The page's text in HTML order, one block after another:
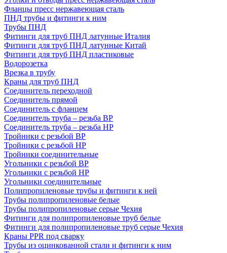
Фланцы пресс нержавеющая сталь
ПНД трубы и фитинги к ним
Трубы ПНД
Фитинги для труб ПНД латунные Италия
Фитинги для труб ПНД латунные Китай
Фитинги для труб ПНД пластиковые
Водорозетка
Врезка в трубу
Краны для труб ПНД
Соединитель переходной
Соединитель прямой
Соединитель с фланцем
Соединитель труба – резьба ВР
Соединитель труба – резьба НР
Тройники с резьбой ВР
Тройники с резьбой НР
Тройники соединительные
Угольники с резьбой ВР
Угольники с резьбой НР
Угольники соединительные
Полипропиленовые трубы и фитинги к ней
Трубы полипропиленовые белые
Трубы полипропиленовые серые Чехия
Фитинги для полипропиленовые труб белые
Фитинги для полипропиленовые труб серые Чехия
Краны PPR под сварку
Трубы из оцинкованной стали и фитинги к ним